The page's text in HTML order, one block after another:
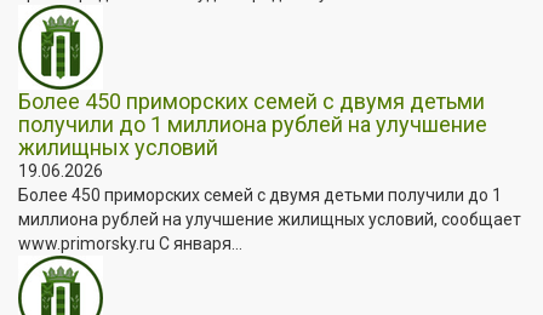
Более 450 приморских семей с двумя детьми
получили до 1 миллиона рублей на улучшение
жилищных условий
19.06.2026
Более 450 приморских семей с двумя детьми получили до 1
миллиона рублей на улучшение жилищных условий, сообщает
www.primorsky.ru С января...